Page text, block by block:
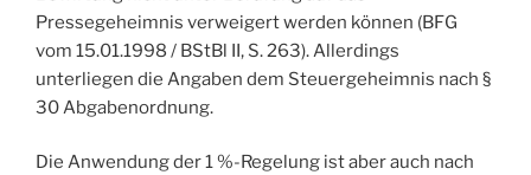
Pressegeheimnis verweigert werden können (BFG
vom 15.01.1998 / BStBl II, S. 263). Allerdings
unterliegen die Angaben dem Steuergeheimnis nach §
30 Abgabenordnung.
Die Anwendung der 1 %-Regelung ist aber auch nach